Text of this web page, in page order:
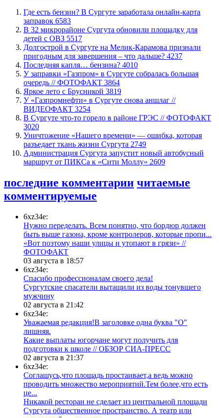
​Где есть бензин? В Сургуте заработала онлайн-карта
заправок 6583
В 32 микрорайоне Сургута обновили площадку для
детей с ОВЗ 5517
​Долгострой в Сургуте на Мелик-Карамова признали
пригодным для завершения ‒ что дальше? 4237
​Последняя капля… бензина? 4010
​У заправки «Газпром» в Сургуте собралась большая
очередь // ФОТОФАКТ 3864
Яркое лето с Брусникой 3819
У «Газпромнефти» в Сургуте снова аншлаг //
ВИДЕОФАКТ 3254
​В Сургуте что-то горело в районе ГРЭС // ФОТОФАКТ
3020
​Уничтожение «Нашего времени» — ошибка, которая
разъедает ткань жизни Сургута 2749
​Администрация Сургута запустит новый автобусный
маршрут от ПИКСа к «Сити Моллу» 2609
последние комментарии читаемые
комментируемые
6xz34e:
Нужно переделать. Всем понятно, что бордюр должен
быть выше газона, кроме контролеров, которые пропи...
«Вот поэтому наши улицы и утопают в грязи» //
ФОТОФАКТ
03 августа в 18:57
6xz34e:
Спасибо профессионалам своего дела!
Сургутские спасатели вытащили из воды тонувшего
мужчину
02 августа в 21:42
6xz34e:
Уважаемая редакция!В заголовке одна буква "О"
лишняя.
Какие выплаты югорчане могут получить для
подготовки к школе // ОБЗОР СИА-ПРЕСС
02 августа в 21:37
6xz34e:
Соглашусь,что площадь простаивает,а ведь можно
проводить множество мероприятий.Тем более,что есть
це...
​Никакой ресторан не сделает из центральной площади
Сургута общественное пространство. А театр или